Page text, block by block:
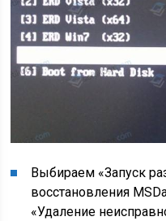
Выбираем «Запуск
восстановления
«Удаление